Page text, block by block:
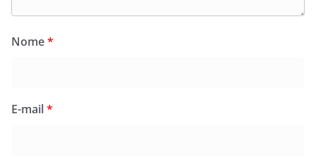
Nome*
E-mail*